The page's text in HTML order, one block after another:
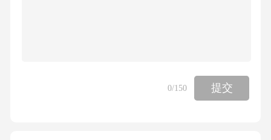
（一）团队组建成立活动执行小组，明确分
工，确保活动的顺利进行。（二）预算编制根
0/150 提交